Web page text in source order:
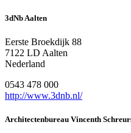
3dNb Aalten
Eerste Broekdijk 88
7122 LD Aalten
Nederland
0543 478 000
http://www.3dnb.nl/
Architectenbureau Vincenth